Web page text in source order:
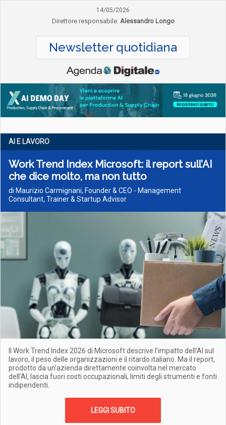
14/05/2026
Direttore responsabile: Alessandro Longo
Newsletter quotidiana
AI E LAVORO
Work Trend Index Microsoft: il report sull’AI
che dice molto, ma non tutto
di Maurizio Carmignani, Founder & CEO - Management
Consultant, Trainer & Startup Advisor
Il Work Trend Index 2026 di Microsoft descrive l’impatto dell’AI sul
lavoro, il peso delle organizzazioni e il ritardo italiano. Ma il report,
prodotto da un’azienda direttamente coinvolta nel mercato
dell’AI, lascia fuori costi occupazionali, limiti degli strumenti e fonti
indipendenti.
LEGGI SUBITO